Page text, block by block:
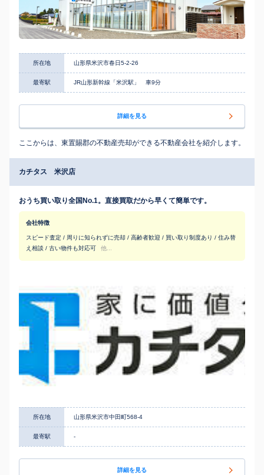
所在地 山形県米沢市春日5-2-26
最寄駅 JR山形新幹線「米沢駅」 車9分
詳細を見る
ここからは、東置賜郡の不動産売却ができる不動産会社を紹介します。
カチタス 米沢店
おうち買い取り全国No.1。直接買取だから早くて簡単です。
会社特徴
スピード査定 / 周りに知られずに売却 / 高齢者歓迎 / 買い取り制度あり / 住み替
え相談 / 古い物件も対応可
他...
所在地 山形県米沢市中田町568-4
最寄駅 -
詳細を見る